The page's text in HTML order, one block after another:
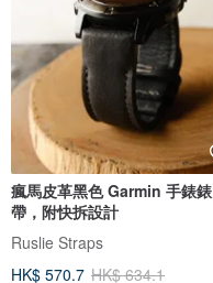
瘋馬皮革黑色 Garmin 手錶錶
帶，附快拆設計
Ruslie Straps
HK$ 570.7 HK$ 634.1